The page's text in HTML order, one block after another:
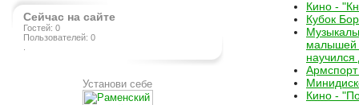
Сейчас на сайте
Гостей: 0
Пользователей: 0
Установи себе
Кино -
Кубок
малышей
научился
Кино -